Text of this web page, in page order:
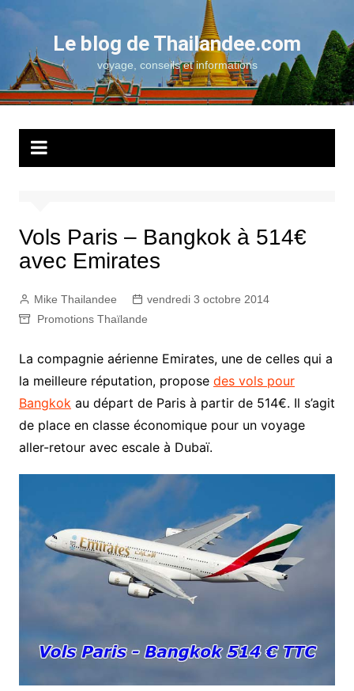
Aller
contenu
Le blog de Thailandee.com
voyage, conseils et informations
Vols Paris – Bangkok à 514€
avec Emirates
Mike Thailandee
vendredi 3 octobre 2014
Promotions Thaïlande
La compagnie aérienne Emirates, une de celles qui a
la meilleure réputation, propose des vols pour
Bangkokau départ de Paris à partir de 514€. Il s’agit
de place en classe économique pour un voyage
aller-retour avec escale à Dubaï.